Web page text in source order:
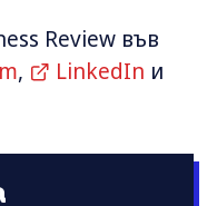
Review във
, LinkedIn и